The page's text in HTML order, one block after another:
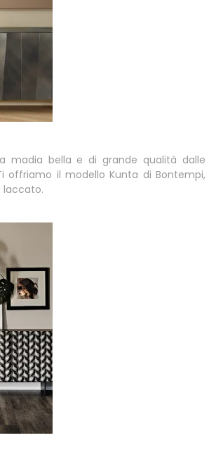
madia bella e di grande qualità dalle
offriamo il modello Kunta di Bontempi,
laccato.